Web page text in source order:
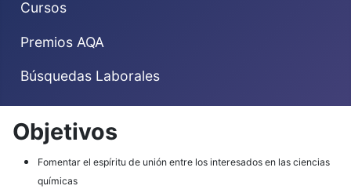
Cursos
Premios AQA
Búsquedas Laborales
Objetivos
Fomentar el espíritu de unión entre los interesados en las ciencias
químicas